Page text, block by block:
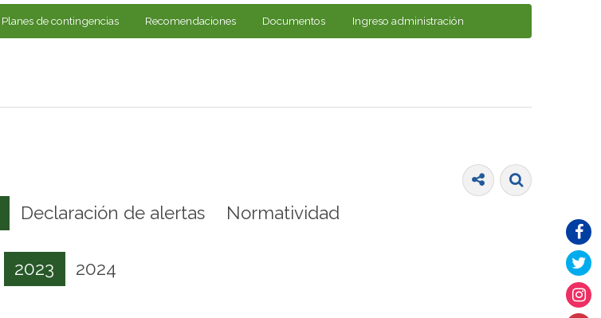
Planes de contingencias Recomendaciones Documentos Ingreso administración
Declaración de alertas Normatividad
2023 2024